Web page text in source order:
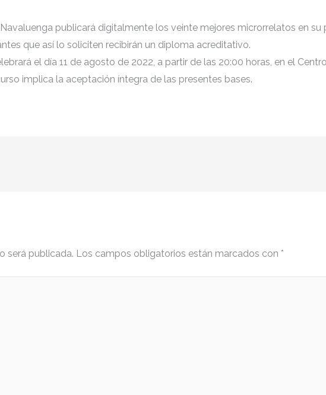
publicará digitalmente los veinte mejores microrrelatos en su
que así lo soliciten recibirán un diploma acreditativo.
el día 11 de agosto de 2022, a partir de las 20:00 horas, en el
implica la aceptación íntegra de las presentes bases.
será publicada. Los campos obligatorios están marcados con *